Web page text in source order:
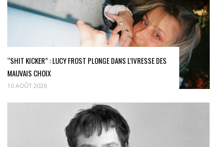
“SHIT KICKER” : LUCY FROST PLONGE DANS L’IVRESSE DES
MAUVAIS CHOIX
10 AOÛT 2026